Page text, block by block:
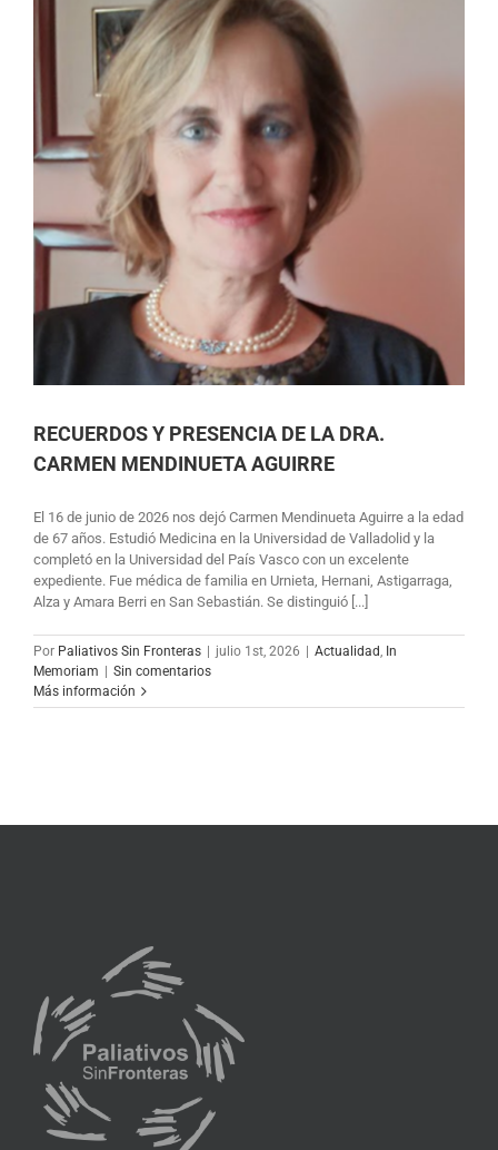
RECUERDOS Y PRESENCIA DE LA DRA.
CARMEN MENDINUETA AGUIRRE
El 16 de junio de 2026 nos dejó Carmen Mendinueta Aguirre a la edad
de 67 años. Estudió Medicina en la Universidad de Valladolid y la
completó en la Universidad del País Vasco con un excelente
expediente. Fue médica de familia en Urnieta, Hernani, Astigarraga,
Alza y Amara Berri en San Sebastián. Se distinguió [...]
Por Paliativos Sin Fronteras julio 1st, 2026 Actualidad, In
Memoriam
Sin comentarios
Más información